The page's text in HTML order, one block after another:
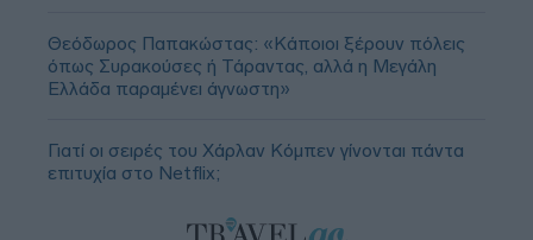
Θεόδωρος Παπακώστας: «Κάποιοι ξέρουν πόλεις
όπως Συρακούσες ή Τάραντας, αλλά η Μεγάλη
Ελλάδα παραμένει άγνωστη»
Γιατί οι σειρές του Χάρλαν Κόμπεν γίνονται πάντα
επιτυχία στο Netflix;